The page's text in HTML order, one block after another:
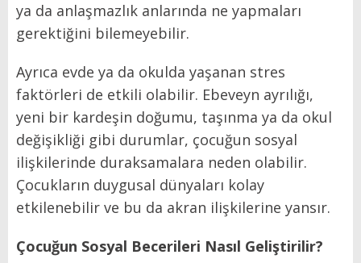
ya da anlaşmazlık anlarında ne yapmaları
gerektiğini bilemeyebilir.
Ayrıca evde ya da okulda yaşanan stres
faktörleri de etkili olabilir. Ebeveyn ayrılığı,
yeni bir kardeşin doğumu, taşınma ya da okul
değişikliği gibi durumlar, çocuğun sosyal
ilişkilerinde duraksamalara neden olabilir.
Çocukların duygusal dünyaları kolay
etkilenebilir ve bu da akran ilişkilerine yansır.
Çocuğun Sosyal Becerileri Nasıl Geliştirilir?